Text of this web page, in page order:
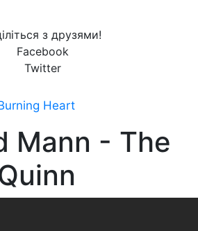
з друзями!
Facebook
Twitter
Heart
Mann - The